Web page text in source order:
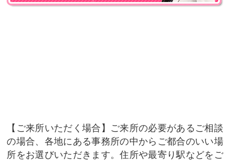
ご来所いただく場合
ご来所の必要があるご相談
の場合、各地にある事務所の中からご都合のいい場
所をお選びいただきます。住所や最寄り駅などをご